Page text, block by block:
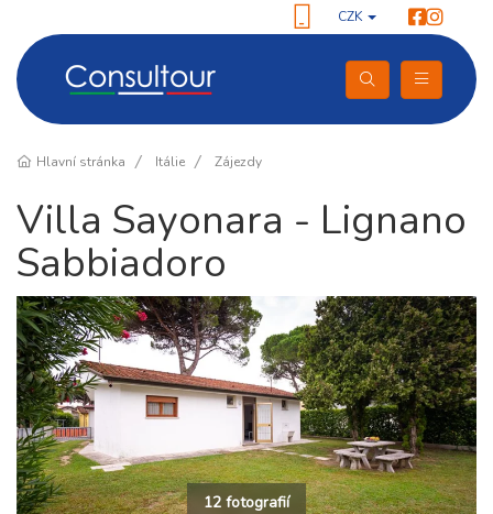
CZK
Hlavní stránka Itálie Zájezdy
Villa Sayonara - Lignano
Sabbiadoro
12 fotografií